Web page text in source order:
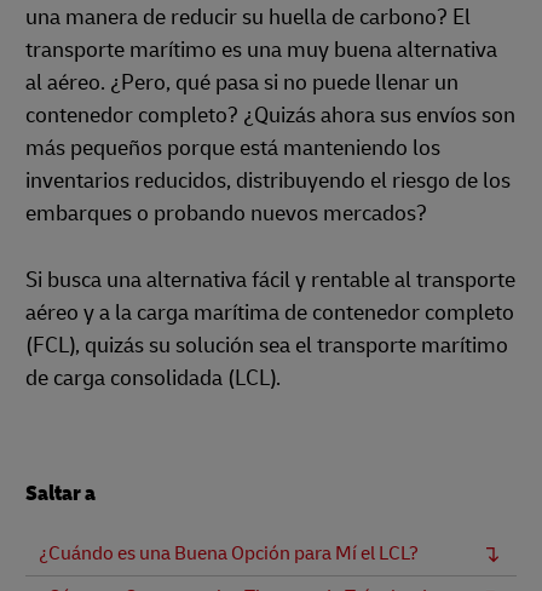
una manera de reducir su huella de carbono? El
transporte marítimo es una muy buena alternativa
al aéreo. ¿Pero, qué pasa si no puede llenar un
contenedor completo? ¿Quizás ahora sus envíos son
más pequeños porque está manteniendo los
inventarios reducidos, distribuyendo el riesgo de los
embarques o probando nuevos mercados?
Si busca una alternativa fácil y rentable al transporte
aéreo y a la carga marítima de contenedor completo
(FCL), quizás su solución sea el transporte marítimo
de carga consolidada (LCL).
Saltar a
¿Cuándo es una Buena Opción para Mí el LCL?